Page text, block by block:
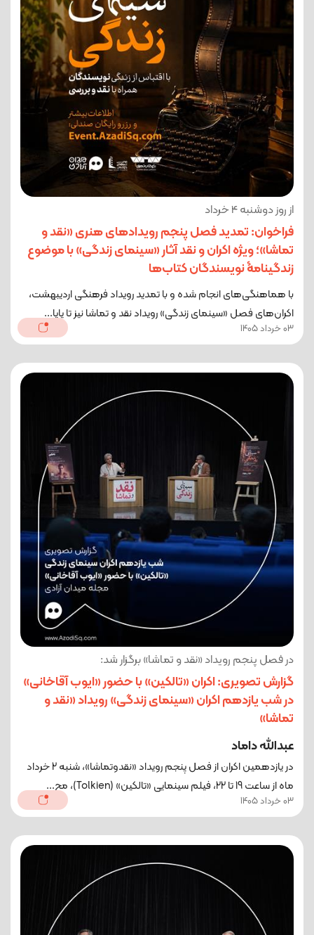
از روز دوشنبه 4 خرداد
فراخوان: تمدید فصل پنجم رویدادهای هنری «نقد و
تماشا»؛ ویژه اکران و نقد آثار «سینمای زندگی» با موضوع
زندگینامۀ نویسندگان کتاب‌ها
با هماهنگی‌های انجام شده و با تمدید رویداد فرهنگی اردیبهشت،
اکران‌های فصل «سینمای زندگی» رویداد نقد و تماشا نیز تا پایا...
03 خرداد 1405
در فصل پنجم رویداد «نقد و تماشا» برگزار شد:
گزارش تصویری: اکران «تالکین» با حضور «ایوب آقاخانی»
در شب یازدهم اکران «سینمای زندگی» رویداد «نقد و
تماشا»
عبدالله داماد
در یازدهمین اکران از فصل پنجم رویداد «نقدوتماشا»، شنبه 2 خرداد
ماه از ساعت 19 تا 22، فیلم سینمایی «تالکین» (Tolkien)، مح...
03 خرداد 1405